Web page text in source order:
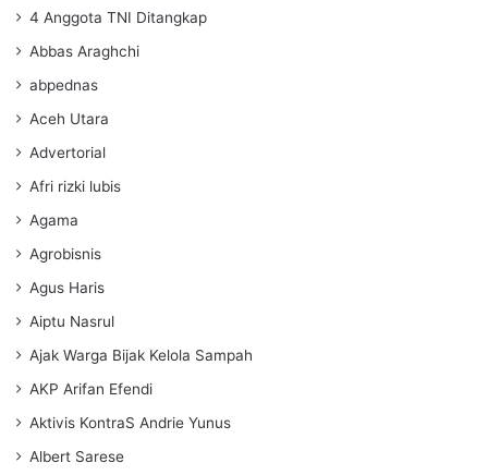
4 Anggota TNI Ditangkap
Abbas Araghchi
abpednas
Aceh Utara
Advertorial
Afri rizki lubis
Agama
Agrobisnis
Agus Haris
Aiptu Nasrul
Ajak Warga Bijak Kelola Sampah
AKP Arifan Efendi
Aktivis KontraS Andrie Yunus
Albert Sarese